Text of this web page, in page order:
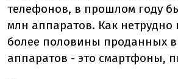
телефонов, в прошлом году
млн аппаратов. Как нетрудно
более половины проданных в
аппаратов - это смартфоны,